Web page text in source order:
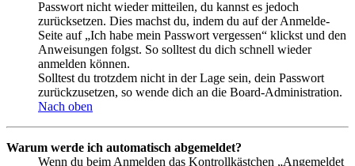
Passwort nicht wieder mitteilen, du kannst es jedoch
zurücksetzen. Dies machst du, indem du auf der Anmelde-
Seite auf „Ich habe mein Passwort vergessen“ klickst und den
Anweisungen folgst. So solltest du dich schnell wieder
anmelden können.
Solltest du trotzdem nicht in der Lage sein, dein Passwort
zurückzusetzen, so wende dich an die Board-Administration.
Nach oben
Warum werde ich automatisch abgemeldet?
Wenn du beim Anmelden das Kontrollkästchen „Angemeldet